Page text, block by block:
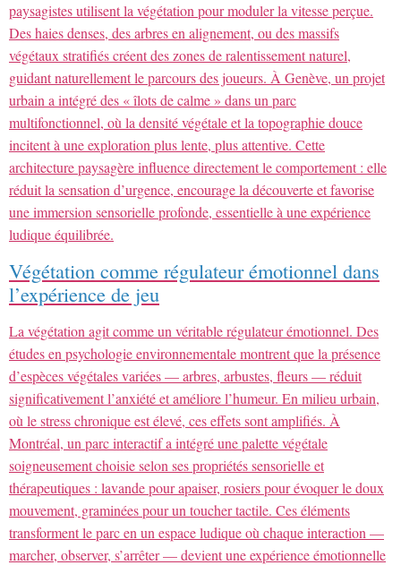
paysagistes utilisent la végétation pour moduler la vitesse perçue.
Des haies denses, des arbres en alignement, ou des massifs
végétaux stratifiés créent des zones de ralentissement naturel,
guidant naturellement le parcours des joueurs. À Genève, un projet
urbain a intégré des « îlots de calme » dans un parc
multifonctionnel, où la densité végétale et la topographie douce
incitent à une exploration plus lente, plus attentive. Cette
architecture paysagère influence directement le comportement : elle
réduit la sensation d’urgence, encourage la découverte et favorise
une immersion sensorielle profonde, essentielle à une expérience
ludique équilibrée.
Végétation comme régulateur émotionnel dans
l’expérience de jeu
La végétation agit comme un véritable régulateur émotionnel. Des
études en psychologie environnementale montrent que la présence
d’espèces végétales variées — arbres, arbustes, fleurs — réduit
significativement l’anxiété et améliore l’humeur. En milieu urbain,
où le stress chronique est élevé, ces effets sont amplifiés. À
Montréal, un parc interactif a intégré une palette végétale
soigneusement choisie selon ses propriétés sensorielle et
thérapeutiques : lavande pour apaiser, rosiers pour évoquer le doux
mouvement, graminées pour un toucher tactile. Ces éléments
transforment le parc en un espace ludique où chaque interaction —
marcher, observer, s’arrêter — devient une expérience émotionnelle